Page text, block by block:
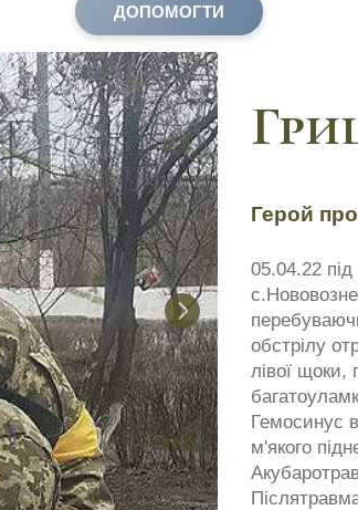
ДОПОМОГТИ
Герой
05.04.22
обстрілу
лівої щоки,
Гемосинус
м'якого